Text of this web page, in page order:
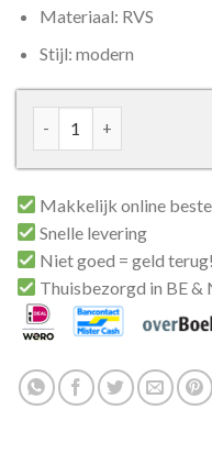
Materiaal: RVS
Stijl: modern
Kasttrekker D20 zwart
Makkelijk online
Snelle levering
Niet goed = geld terug!
Thuisbezorgd in BE &